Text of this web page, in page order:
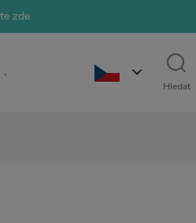
zde
Hledat